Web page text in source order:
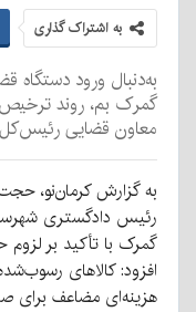
به اشتراک گذاری
به‌دنبال ورود دستگاه
گمرک بم، روند ترخیص
معاون قضایی رئیس‌کل
به گزارش کرمان‌نو،
رئیس دادگستری
گمرک با تأکید بر
افزود: کالاهای
هزینه‌ای مضاعف برای